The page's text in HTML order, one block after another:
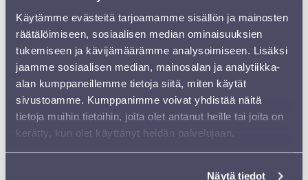
Käytämme evästeitä tarjoamamme sisällön ja mainosten
räätälöimiseen, sosiaalisen median ominaisuuksien
tukemiseen ja kävijämäärämme analysoimiseen. Lisäksi
jaamme sosiaalisen median, mainosalan ja analytiikka-
alan kumppaneillemme tietoja siitä, miten käytät
sivustoamme. Kumppanimme voivat yhdistää näitä
tietoja muihin tietoihin, joita olet antanut heille tai joita on
kerätty, kun olet käyttänyt heidän palvelujaan.
Näytä tiedot
laboratorioksi, ja 1990-luvulle tultaessa Alanko siirtyi
menestyksekkäästi sooloartistiksi. Ismo Alanko Säätiö
venyi rock-kohkaamisesta hiljakseen etnosävyihin. Tätä
seurannut Alangon ja lyömäsoittaja Teho Majamäen duo
Ismo Alanko Teholla siirsi painopisteen jo reippaammin
etnomusiikin puolelle.
Lipunmyynti konsertteihin alkaa maanantaina 18.2.2019